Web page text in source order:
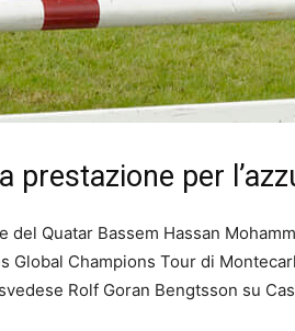
prestazione per
del Quatar Bassem Hassan
Global Champions Tour di
Rolf Goran Bengtsson su